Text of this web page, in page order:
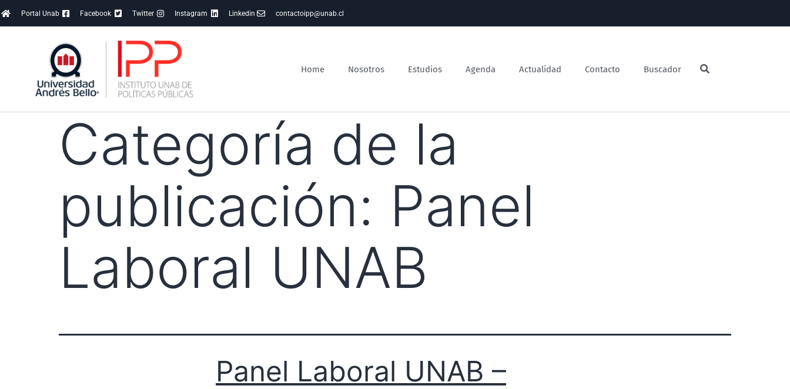
Portal Unab Facebook Twitter Instagram Linkedin contactoipp@unab.cl
Home Nosotros Estudios Agenda Actualidad Contacto Buscador
Categoría de la
publicación: Panel
Laboral UNAB
Panel Laboral UNAB –